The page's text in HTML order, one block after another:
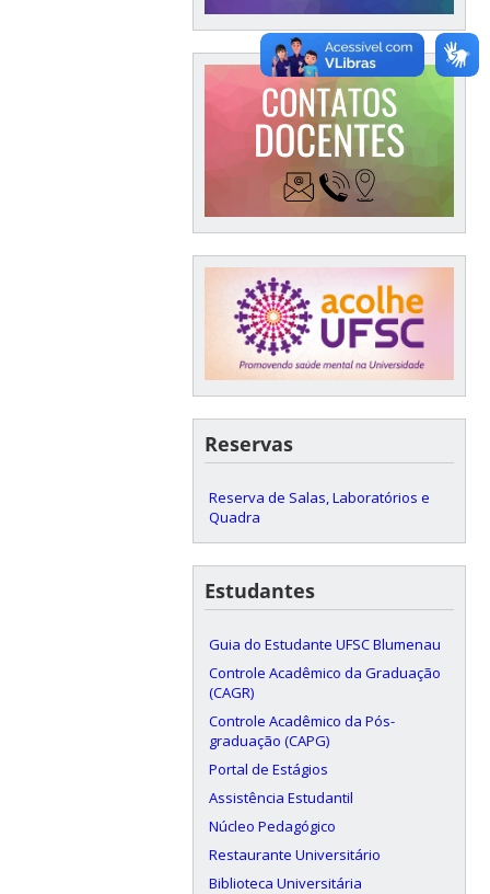
Reservas
Reserva de Salas, Laboratórios e
Quadra
Estudantes
Guia do Estudante UFSC Blumenau
Controle Acadêmico da Graduação
(CAGR)
Controle Acadêmico da Pós-
graduação (CAPG)
Portal de Estágios
Assistência Estudantil
Núcleo Pedagógico
Restaurante Universitário
Biblioteca Universitária